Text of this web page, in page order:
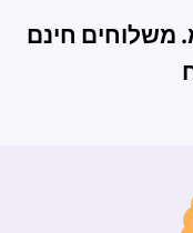
משלוחים חינם